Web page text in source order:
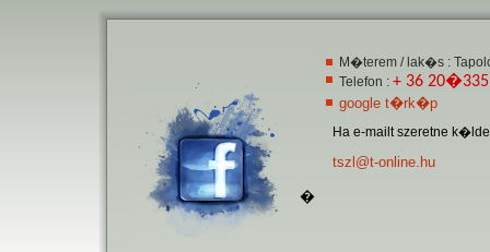
M�terem / lak�s :
Telefon : + 36 20�335
google t�rk�p
Ha e-mailt szeretne
tszl@t-online.hu
�